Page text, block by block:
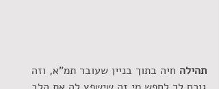
תהילה חיה בתוך בניין שעובר תמ"א, וזה